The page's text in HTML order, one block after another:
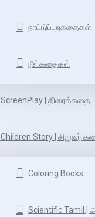
நாட்டுப்புறகதைகள்
நீள்கதைகள்
ScreenPlay | திரைக்கதை
Children Story | சிறுவர்
Coloring Books
Scientific Tamil |